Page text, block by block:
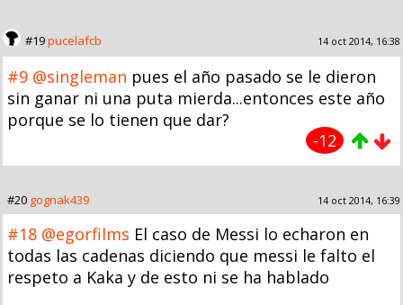
#19pucelafcb 14 oct 2014, 16:38
#9 @singleman pues el año pasado se le dieron
sin ganar ni una puta mierda...entonces este año
porque se lo tienen que dar?
-12
#20 gognak439 14 oct 2014, 16:39
#18 @egorfilms El caso de Messi lo echaron en
todas las cadenas diciendo que messi le falto el
respeto a Kaka y de esto ni se ha hablado